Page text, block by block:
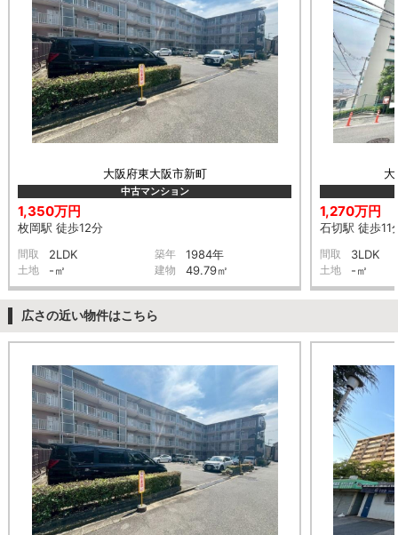
大阪府東大阪市新町
中古マンション
1,350万円
枚岡駅 徒歩12分
間取 2LDK 築年 1984年
土地 -㎡ 建物 49.79㎡
1,270万円
石切駅 徒歩11
間取 3LDK
土地 -㎡
広さの近い物件はこちら